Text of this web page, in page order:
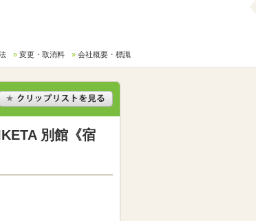
変更・取消料 会社概要・標識
別館《宿